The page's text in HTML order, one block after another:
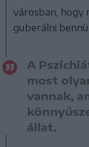
városban, hogy
guberálni
A
most
vannak,
állat.